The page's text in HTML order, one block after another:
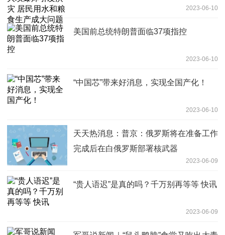
2023-06-10
美国前总统特朗普面临37项指控
2023-06-10
“中国芯”带来好消息，实现全国产化！
2023-06-10
天天热消息：普京：俄罗斯将在准备工作
完成后在白俄罗斯部署核武器
2023-06-09
“贵人语迟”是真的吗？千万别再等等 快讯
2023-06-09